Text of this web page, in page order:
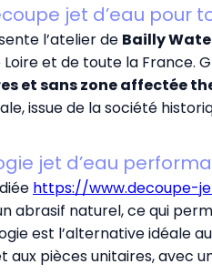
jet d’eau pour
l’atelier de Bailly
et de toute la
et sans zone affectée
issue de la société
jet d’eau
https://www.decoupe-
abrasif naturel, ce qui
est l’alternative idéale
aux pièces unitaires, avec